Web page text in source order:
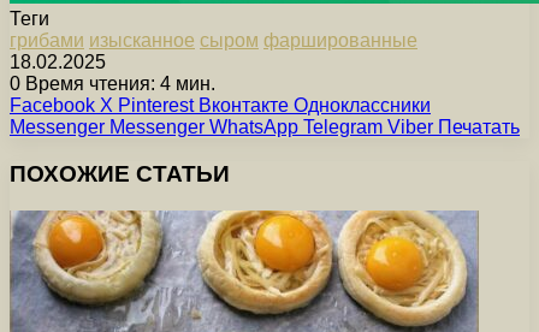
Теги
грибами изысканное сыром фаршированные
18.02.2025
0 Время чтения: 4 мин.
Facebook X Pinterest Вконтакте Одноклассники
Messenger Messenger WhatsApp Telegram Viber Печатать
ПОХОЖИЕ СТАТЬИ